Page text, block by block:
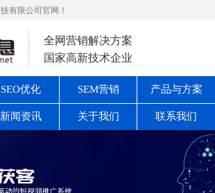
有限公司官网！
全网营销解决方案
国家高新技术企业
SEO优化 SEM营销 产品与方案
新闻资讯 关于我们 联系我们